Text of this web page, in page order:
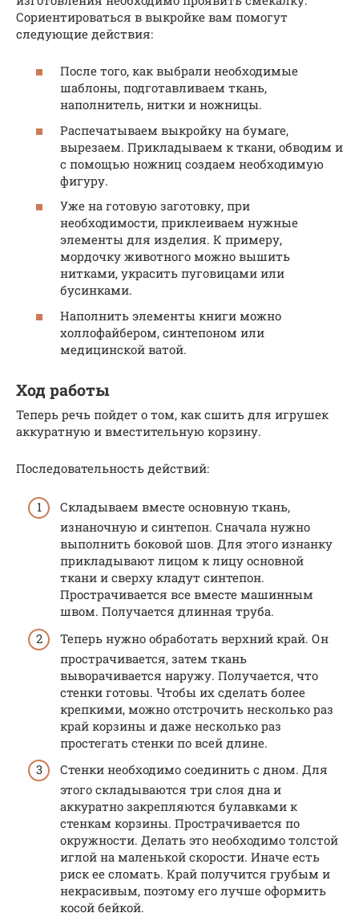
Сориентироваться в выкройке вам помогут
следующие действия:
После того, как выбрали необходимые
шаблоны, подготавливаем ткань,
наполнитель, нитки и ножницы.
Распечатываем выкройку на бумаге,
вырезаем. Прикладываем к ткани, обводим и
с помощью ножниц создаем необходимую
фигуру.
Уже на готовую заготовку, при
необходимости, приклеиваем нужные
элементы для изделия. К примеру,
мордочку животного можно вышить
нитками, украсить пуговицами или
бусинками.
Наполнить элементы книги можно
холлофайбером, синтепоном или
медицинской ватой.
Ход работы
Теперь речь пойдет о том, как сшить для игрушек
аккуратную и вместительную корзину.
Последовательность действий:
Складываем вместе основную ткань,
изнаночную и синтепон. Сначала нужно
выполнить боковой шов. Для этого изнанку
прикладывают лицом к лицу основной
ткани и сверху кладут синтепон.
Прострачивается все вместе машинным
швом. Получается длинная труба.
Теперь нужно обработать верхний край. Он
прострачивается, затем ткань
выворачивается наружу. Получается, что
стенки готовы. Чтобы их сделать более
крепкими, можно отстрочить несколько раз
край корзины и даже несколько раз
простегать стенки по всей длине.
Стенки необходимо соединить с дном. Для
этого складываются три слоя дна и
аккуратно закрепляются булавками к
стенкам корзины. Прострачивается по
окружности. Делать это необходимо толстой
иглой на маленькой скорости. Иначе есть
риск ее сломать. Край получится грубым и
некрасивым, поэтому его лучше оформить
косой бейкой.